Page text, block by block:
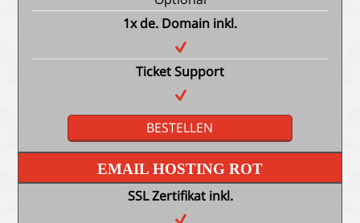
1x de. Domain inkl.
Ticket Support
BESTELLEN
EMAIL HOSTING ROT
SSL Zertifikat inkl.